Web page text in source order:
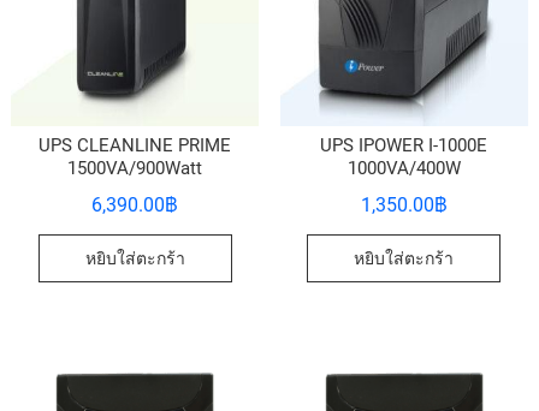
UPS CLEANLINE PRIME
1500VA/900Watt
6,390.00฿
หยิบใส่ตะกร้า
UPS IPOWER I-1000E
1000VA/400W
1,350.00฿
หยิบใส่ตะกร้า